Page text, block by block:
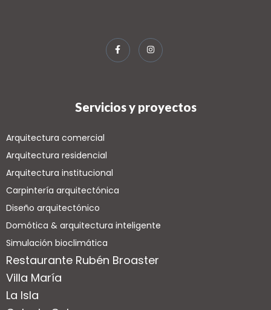
Servicios y proyectos
Arquitectura comercial
Arquitectura residencial
Arquitectura institucional
Carpintería arquitectónica
Diseño arquitectónico
Domótica & arquitectura inteligente
Simulación bioclimática
Restaurante Rubén Broaster
Villa María
La Isla